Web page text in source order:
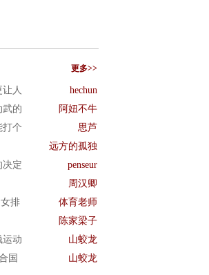
更多>>
人 hechun
武的 阿妞不牛
打个 思芦
远方的孤独
决定 penseur
周汉卿
排 体育老师
陈家梁子
运动 山蛟龙
国 山蛟龙